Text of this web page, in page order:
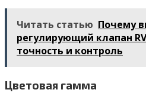
Читать статью Почему
регулирующий клапан
точность и контроль
Цветовая гамма